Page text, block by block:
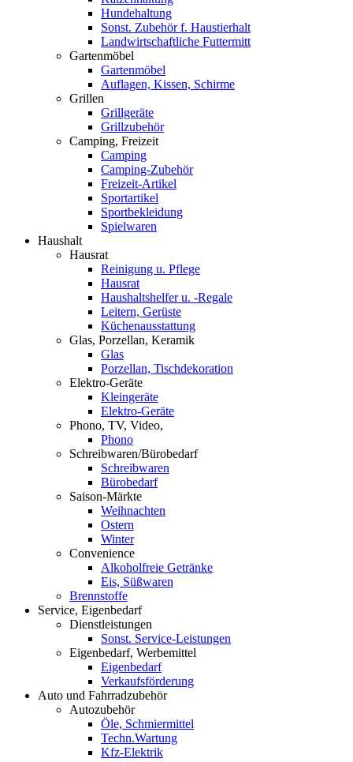
Hundehaltung
Sonst. Zubehör f. Haustierhalt
Landwirtschaftliche Futtermitt
Gartenmöbel
Gartenmöbel
Auflagen, Kissen, Schirme
Grillen
Grillgeräte
Grillzubehör
Camping, Freizeit
Camping
Camping-Zubehör
Freizeit-Artikel
Sportartikel
Sportbekleidung
Spielwaren
Haushalt
Hausrat
Reinigung u. Pflege
Hausrat
Haushaltshelfer u. -Regale
Leitern, Gerüste
Küchenausstattung
Glas, Porzellan, Keramik
Glas
Porzellan, Tischdekoration
Elektro-Geräte
Kleingeräte
Elektro-Geräte
Phono, TV, Video,
Phono
Schreibwaren/Bürobedarf
Schreibwaren
Bürobedarf
Saison-Märkte
Weihnachten
Ostern
Winter
Convenience
Alkoholfreie Getränke
Eis, Süßwaren
Brennstoffe
Service, Eigenbedarf
Dienstleistungen
Sonst. Service-Leistungen
Eigenbedarf, Werbemittel
Eigenbedarf
Verkaufsförderung
Auto und Fahrradzubehör
Autozubehör
Öle, Schmiermittel
Techn.Wartung
Kfz-Elektrik